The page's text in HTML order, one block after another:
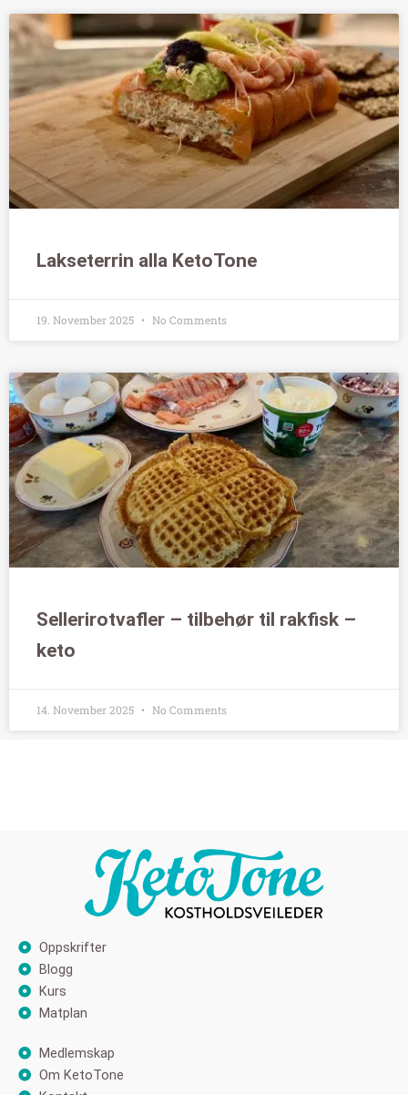
Lakseterrin alla KetoTone
19. November 2025 No Comments
Sellerirotvafler – tilbehør til rakfisk –
keto
14. November 2025 No Comments
Oppskrifter
Blogg
Kurs
Matplan
Medlemskap
Om KetoTone